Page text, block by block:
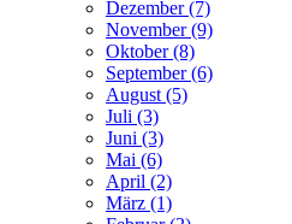
Dezember (7)
November (9)
Oktober (8)
September (6)
August (5)
Juli (3)
Juni (3)
Mai (6)
April (2)
März (1)